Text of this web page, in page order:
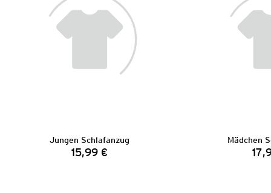
Jungen Schlafanzug
Preis:
15,99 €
Mädchen